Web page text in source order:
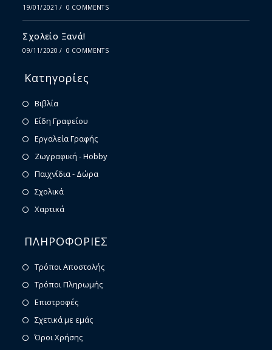
19/01/2021 / 0 COMMENTS
Σχολείο Ξανά!
09/11/2020 / 0 COMMENTS
Κατηγορίες
Βιβλία
Είδη Γραφείου
Εργαλεία Γραφής
Ζωγραφική - Hobby
Παιχνίδια - Δώρα
Σχολικά
Χαρτικά
ΠΛΗΡΟΦΟΡΙΕΣ
Τρόποι Αποστολής
Τρόποι Πληρωμής
Επιστροφές
Σχετικά με εμάς
Όροι Χρήσης